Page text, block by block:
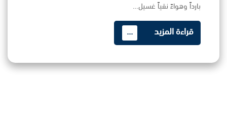
بارداً وهواءً نقياً غسيل…
قراءة المزيد ...